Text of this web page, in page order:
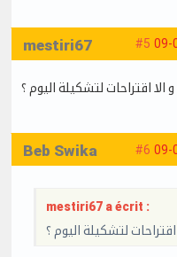
#5 09-
mestiri67
اقتراحات لتشكيلة اليوم ؟
#6 09-
Beb Swika
mestiri67 a écrit :
لتشكيلة اليوم ؟